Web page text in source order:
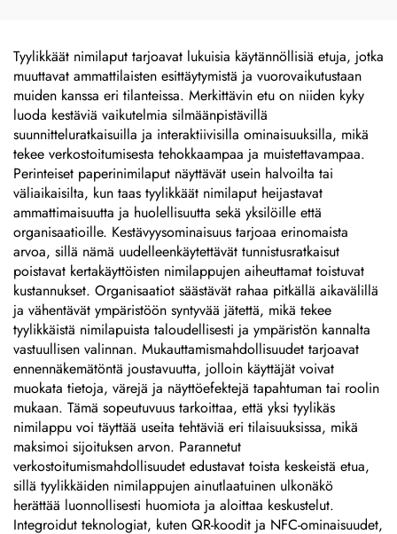
ruostumattomasta
teräksestä graavattuja
logoja sisältäviä nimikilviä
Tyylikkäät nimilaput tarjoavat lukuisia käytännöllisiä etuja, jotka
muuttavat ammattilaisten esittäytymistä ja vuorovaikutustaan
muiden kanssa eri tilanteissa. Merkittävin etu on niiden kyky
luoda kestäviä vaikutelmia silmäänpistävillä
suunnitteluratkaisuilla ja interaktiivisilla ominaisuuksilla, mikä
tekee verkostoitumisesta tehokkaampaa ja muistettavampaa.
Perinteiset paperinimilaput näyttävät usein halvoilta tai
väliaikaisilta, kun taas tyylikkäät nimilaput heijastavat
ammattimaisuutta ja huolellisuutta sekä yksilöille että
organisaatioille. Kestävyysominaisuus tarjoaa erinomaista
arvoa, sillä nämä uudelleenkäytettävät tunnistusratkaisut
poistavat kertakäyttöisten nimilappujen aiheuttamat toistuvat
kustannukset. Organisaatiot säästävät rahaa pitkällä aikavälillä
ja vähentävät ympäristöön syntyvää jätettä, mikä tekee
tyylikkäistä nimilapuista taloudellisesti ja ympäristön kannalta
vastuullisen valinnan. Mukauttamismahdollisuudet tarjoavat
ennennäkemätöntä joustavuutta, jolloin käyttäjät voivat
muokata tietoja, värejä ja näyttöefektejä tapahtuman tai roolin
mukaan. Tämä sopeutuvuus tarkoittaa, että yksi tyylikäs
nimilappu voi täyttää useita tehtäviä eri tilaisuuksissa, mikä
maksimoi sijoituksen arvon. Parannetut
verkostoitumismahdollisuudet edustavat toista keskeistä etua,
sillä tyylikkäiden nimilappujen ainutlaatuinen ulkonäkö
herättää luonnollisesti huomiota ja aloittaa keskustelut.
Integroidut teknologiat, kuten QR-koodit ja NFC-ominaisuudet,